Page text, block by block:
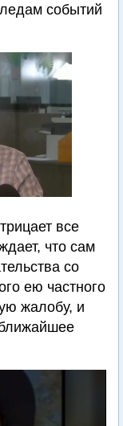
событий
все
что сам
со
ею частного
жалобу, и